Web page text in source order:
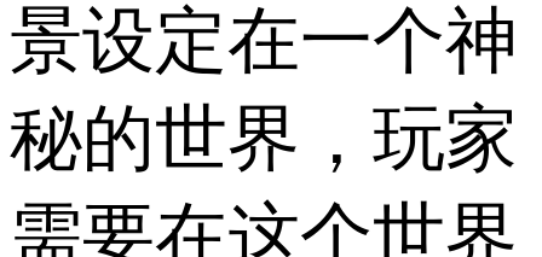
景设定在一个神
秘的世界，玩家
需要在这个世界